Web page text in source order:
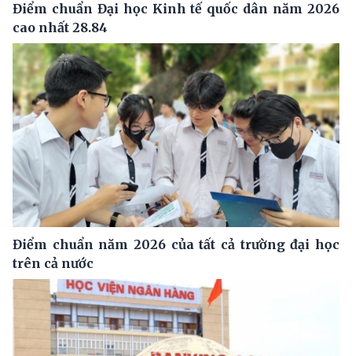
Điểm chuẩn Đại học Kinh tế quốc dân năm 2026
cao nhất 28.84
Điểm chuẩn năm 2026 của tất cả trường đại học
trên cả nước